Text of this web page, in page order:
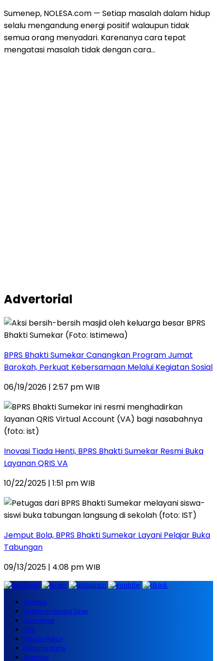
Sumenep, NOLESA.com — Setiap masalah dalam hidup
selalu mengandung energi positif walaupun tidak
semua orang menyadari. Karenanya cara tepat
mengatasi masalah tidak dengan cara…
Advertorial
BPRS Bhakti Sumekar Canangkan Program Jumat
Barokah, Perkuat Kebersamaan Melalui Kegiatan Sosial
06/19/2026 | 2:57 pm WIB
Inovasi Tiada Henti, BPRS Bhakti Sumekar Resmi Buka
Layanan QRIS VA
10/22/2025 | 1:51 pm WIB
Jemput Bola, BPRS Bhakti Sumekar Layani Pelajar Buka
Tabungan
09/13/2025 | 4:08 pm WIB
Redaksi
Pedoman Media Siber
Disclaimer
TOS
Privacy Policy
Hubungi Kami
Sitemap